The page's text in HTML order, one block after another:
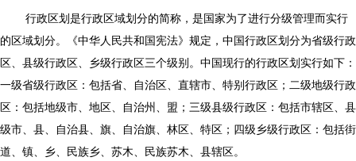
行政区划是行政区域划分的简称，是国家为了进行分级管理而实行
的区域划分。《中华人民共和国宪法》规定，中国行政区划分为省级行政
区、县级行政区、乡级行政区三个级别。中国现行的行政区划实行如下：
一级省级行政区：包括省、自治区、直辖市、特别行政区；二级地级行政
区：包括地级市、地区、自治州、盟；三级县级行政区：包括市辖区、县
级市、县、自治县、旗、自治旗、林区、特区；四级乡级行政区：包括街
道、镇、乡、民族乡、苏木、民族苏木、县辖区。